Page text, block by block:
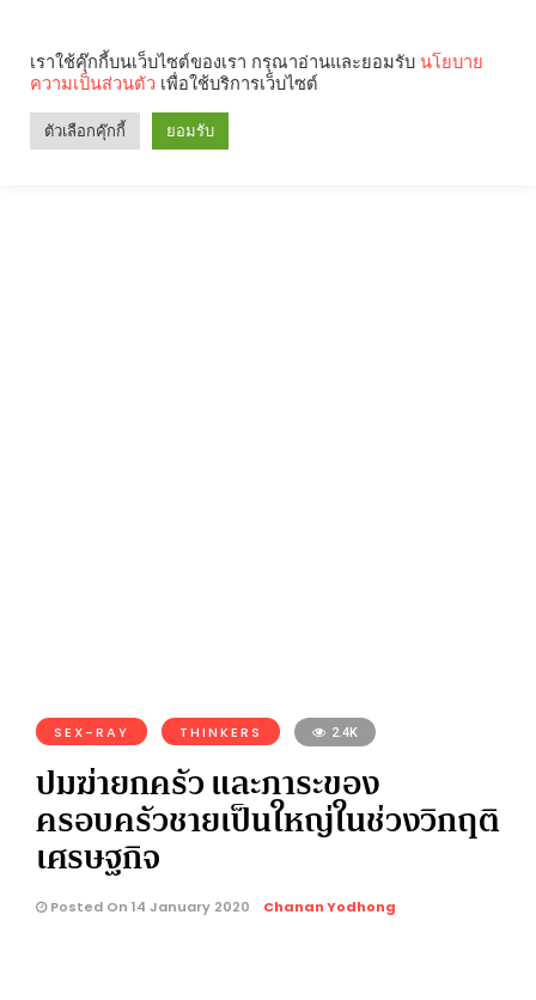
SEX-RAY THINKERS 2.4K
ปมฆ่ายกครัว และภาระของ
ครอบครัวชายเป็นใหญ่ในช่วงวิกฤติ
เศรษฐกิจ
Posted On 14 January 2020 Chanan Yodhong
เราใช้คุ๊กกี้บนเว็บไซต์ของเรา กรุณาอ่านและยอมรับ นโยบาย
ความเป็นส่วนตัว เพื่อใช้บริการเว็บไซต์
ตัวเลือกคุ๊กกี้ ยอมรับ